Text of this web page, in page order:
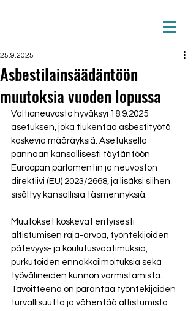
Asbestilainsäädäntöön
muutoksia vuoden lopussa
25.9.2025
Valtioneuvosto hyväksyi 18.9.2025
asetuksen, joka tiukentaa asbestityötä
koskevia määräyksiä. Asetuksella
pannaan kansallisesti täytäntöön
Euroopan parlamentin ja neuvoston
direktiivi (EU) 2023/2668, ja lisäksi siihen
sisältyy kansallisia täsmennyksiä.
Muutokset koskevat erityisesti
altistumisen raja-arvoa, työntekijöiden
pätevyys- ja koulutusvaatimuksia,
purkutöiden ennakkoilmoituksia sekä
työvälineiden kunnon varmistamista.
Tavoitteena on parantaa työntekijöiden
turvallisuutta ja vähentää altistumista